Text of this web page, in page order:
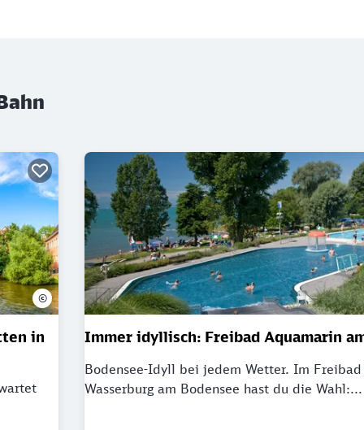
in
©
Immer idyllisch: Freibad Aquamarin
Bodensee-Idyll bei jedem Wetter. Im
Wasserburg am Bodensee hast du die Wahl:...